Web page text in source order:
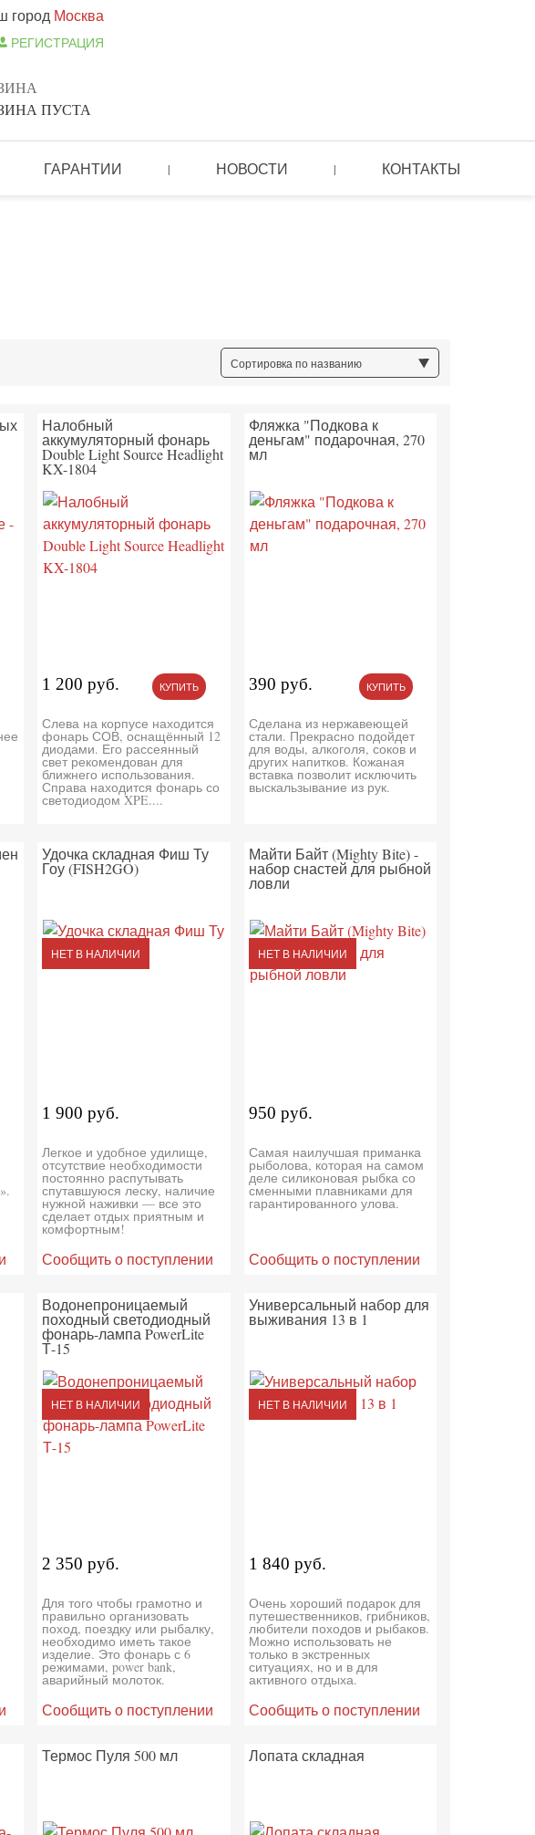
город Москва
РЕГИСТРАЦИЯ
ПУСТА
ГАРАНТИИ | НОВОСТИ | КОНТАКТЫ
Сортировка по названию
Налобный
аккумуляторный фонарь
Double Light Source Headlight
KX-1804
1 200 руб. КУПИТЬ
Слева на корпусе находится
фонарь СОВ, оснащённый 12
диодами. Его рассеянный
свет рекомендован для
ближнего использования.
Справа находится фонарь со
светодиодом XPE....
Фляжка "Подкова к
деньгам" подарочная, 270
мл
390 руб. КУПИТЬ
Сделана из нержавеющей
стали. Прекрасно подойдет
для воды, алкоголя, соков и
других напитков. Кожаная
вставка позволит исключить
выскальзывание из рук.
Удочка складная Фиш Ту
Гоу (FISH2GO)
НЕТ В НАЛИЧИИ
1 900 руб.
Легкое и удобное удилище,
отсутствие необходимости
постоянно распутывать
спутавшуюся леску, наличие
нужной наживки — все это
сделает отдых приятным и
комфортным!
Сообщить о поступлении
Майти Байт (Mighty Bite) -
набор снастей для рыбной
ловли
НЕТ В НАЛИЧИИ
950 руб.
Самая наилучшая приманка
рыболова, которая на самом
деле силиконовая рыбка со
сменными плавниками для
гарантированного улова.
Сообщить о поступлении
Водонепроницаемый
походный светодиодный
фонарь-лампа PowerLite
Т-15
НЕТ В НАЛИЧИИ
2 350 руб.
Для того чтобы грамотно и
правильно организовать
поход, поездку или рыбалку,
необходимо иметь такое
изделие. Это фонарь с 6
режимами, power bank,
аварийный молоток.
Сообщить о поступлении
Универсальный набор для
выживания 13 в 1
НЕТ В НАЛИЧИИ
1 840 руб.
Очень хороший подарок для
путешественников, грибников,
любители походов и рыбаков.
Можно использовать не
только в экстренных
ситуациях, но и в для
активного отдыха.
Сообщить о поступлении
Термос Пуля 500 мл Лопата складная